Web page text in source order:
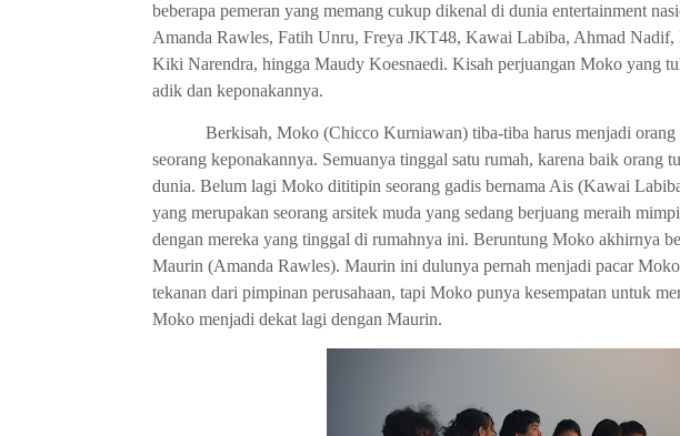
beberapa pemeran yang memang cukup dikenal di dunia entertainment
Amanda Rawles, Fatih Unru, Freya JKT48, Kawai Labiba, Ahmad
Kiki Narendra, hingga Maudy Koesnaedi. Kisah perjuangan Moko yang
adik dan keponakannya.
Berkisah, Moko (Chicco Kurniawan) tiba-tiba harus menjadi
seorang keponakannya. Semuanya tinggal satu rumah, karena baik orang
dunia. Belum lagi Moko dititipin seorang gadis bernama Ais (Kawai
yang merupakan seorang arsitek muda yang sedang berjuang meraih
dengan mereka yang tinggal di rumahnya ini. Beruntung Moko akhirnya
Maurin (Amanda Rawles). Maurin ini dulunya pernah menjadi pacar
tekanan dari pimpinan perusahaan, tapi Moko punya kesempatan untuk
Moko menjadi dekat lagi dengan Maurin.